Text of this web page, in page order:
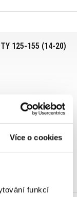
Více o cookies
funkcí
125-155 (14-20)